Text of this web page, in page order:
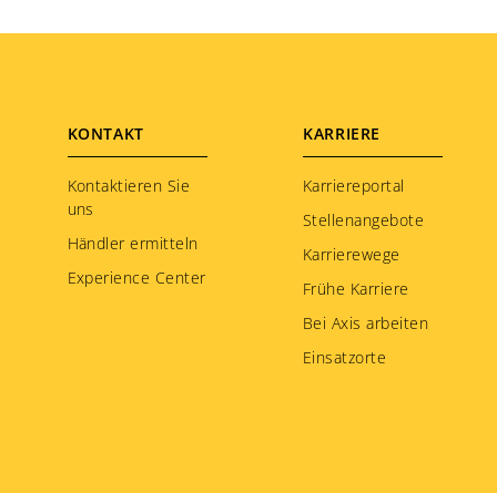
KONTAKT
Kontaktieren Sie
uns
Händler ermitteln
Experience Center
KARRIERE
Karriereportal
Stellenangebote
Karrierewege
Frühe Karriere
Bei Axis arbeiten
Einsatzorte